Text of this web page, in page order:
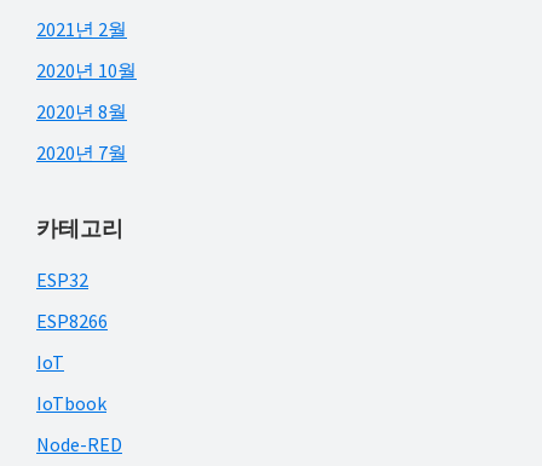
2021년 2월
2020년 10월
2020년 8월
2020년 7월
카테고리
ESP32
ESP8266
IoT
IoTbook
Node-RED